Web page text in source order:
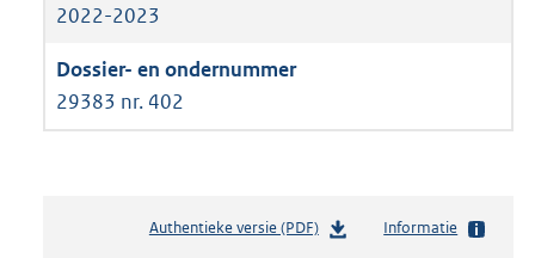
2022-2023
29383 nr. 402
Authentieke versie (PDF)b
Informatie